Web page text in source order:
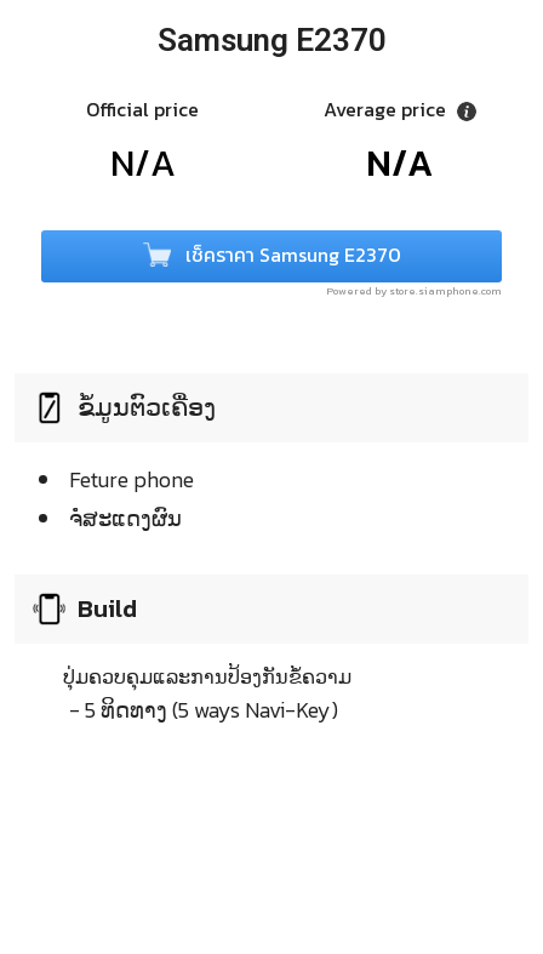
Samsung E2370
Official price
N/A
Average price
N/A
เช็คราคา Samsung E2370
Powered by store.siamphone.com
ຂໍ້ມູນຕົວເຄື່ອງ
Feture phone
ຈໍໍສະແດງຜົນ
Build
ປຸ່ມຄວບຄຸມແລະການປ້ອງກັນຂໍ້ຄວາມ
- 5 ທິດທາງ (5 ways Navi-Key)